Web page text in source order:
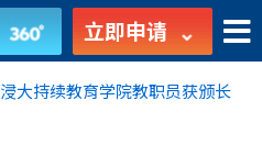
立即申请
浸大持续教育学院教职员获颁长